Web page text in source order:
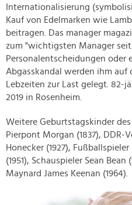
Internationalisierung
Kauf von Edelmarken wie
beitragen. Das manager
zum "wichtigsten Manager seit
Personalentscheidungen oder
Abgasskandal werden ihm auf
Lebzeiten zur Last gelegt. 82-
2019 in Rosenheim.
Weitere Geburtstagskinder des
Pierpont Morgan (1837),
Honecker (1927),
(1951), Schauspieler Sean
Maynard James Keenan (1964).